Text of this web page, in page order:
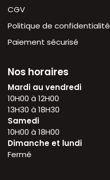
CGV
Politique de confidentialité
Paiement sécurisé
Nos horaires
Mardi au vendredi
10H00 à 12H00
13H30 à 18H30
Samedi
10H00 à 18H00
Dimanche et lundi
Fermé